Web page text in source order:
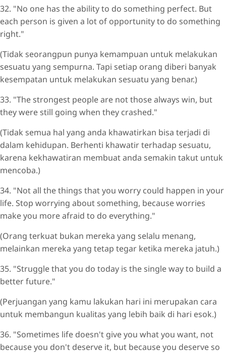
32. "No one has the ability to do something perfect. But
each person is given a lot of opportunity to do something
right."
(Tidak seorangpun punya kemampuan untuk melakukan
sesuatu yang sempurna. Tapi setiap orang diberi banyak
kesempatan untuk melakukan sesuatu yang benar.)
33. "The strongest people are not those always win, but
they were still going when they crashed."
(Tidak semua hal yang anda khawatirkan bisa terjadi di
dalam kehidupan. Berhenti khawatir terhadap sesuatu,
karena kekhawatiran membuat anda semakin takut untuk
mencoba.)
34. "Not all the things that you worry could happen in your
life. Stop worrying about something, because worries
make you more afraid to do everything."
(Orang terkuat bukan mereka yang selalu menang,
melainkan mereka yang tetap tegar ketika mereka jatuh.)
35. "Struggle that you do today is the single way to build a
better future."
(Perjuangan yang kamu lakukan hari ini merupakan cara
untuk membangun kualitas yang lebih baik di hari esok.)
36. "Sometimes life doesn't give you what you want, not
because you don't deserve it, but because you deserve so